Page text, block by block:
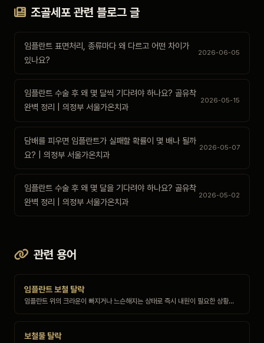
조골세포 관련 블로그 글
임플란트 표면처리, 종류마다 왜 다르고 어떤 차이가
있나요?
2026-06-05
임플란트 수술 후 왜 몇 달씩 기다려야 하나요? 골유착
완벽 정리 | 의정부 서울가온치과
2026-05-15
담배를 피우면 임플란트가 실패할 확률이 몇 배나 될까
요? | 의정부 서울가온치과
2026-05-07
임플란트 수술 후 왜 몇 달을 기다려야 하나요? 골유착
완벽 정리 | 의정부 서울가온치과
2026-05-02
관련 용어
임플란트 보철 탈락
임플란트 위의 크라운이 빠지거나 느슨해지는 상태로 즉시 내원이 필요한 상황…
보철물 탈락